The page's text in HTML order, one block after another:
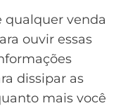
qualquer venda
ouvir essas
dissipar as
mais você